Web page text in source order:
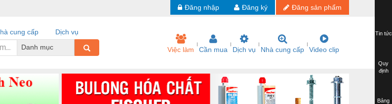
Đăng sản phẩm
Đăng ký
Đăng nhập
cung cấp
Dịch vụ
Danh mục
Việc làm Cần mua Dịch vụ Nhà cung cấp Video clip
Tin tức
Quy
định
Bảng